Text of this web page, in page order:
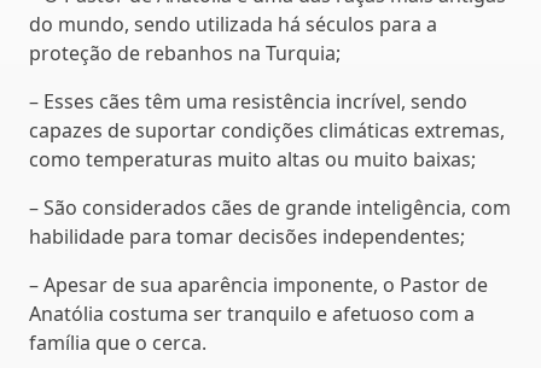
do mundo, sendo utilizada há séculos para a
proteção de rebanhos na Turquia;
– Esses cães têm uma resistência incrível, sendo
capazes de suportar condições climáticas extremas,
como temperaturas muito altas ou muito baixas;
– São considerados cães de grande inteligência, com
habilidade para tomar decisões independentes;
– Apesar de sua aparência imponente, o Pastor de
Anatólia costuma ser tranquilo e afetuoso com a
família que o cerca.